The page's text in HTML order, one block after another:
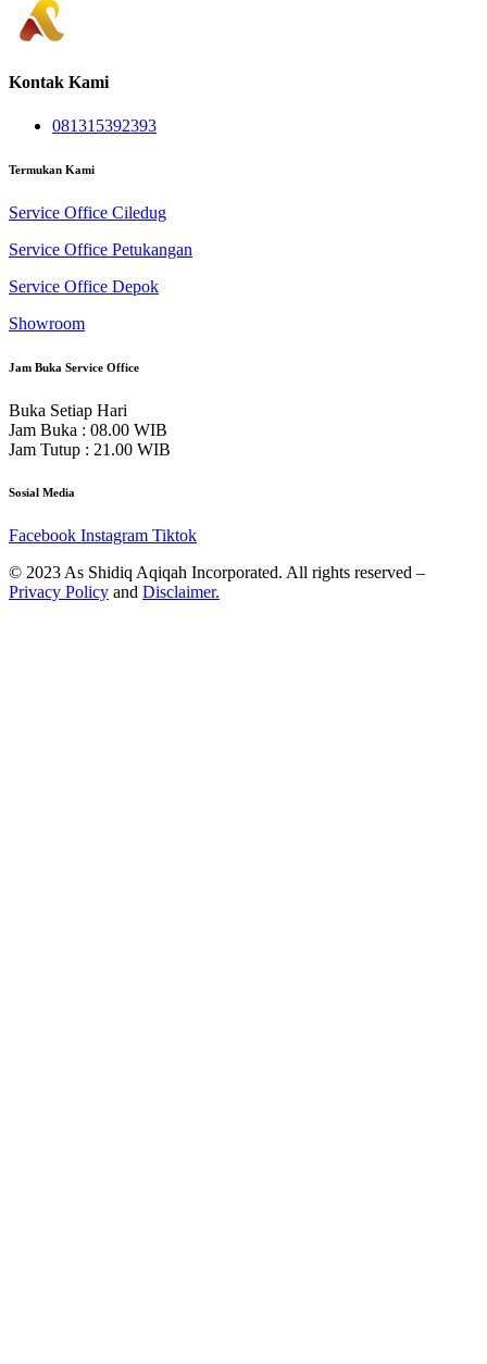
Kontak Kami
081315392393
Termukan Kami
Service Office Ciledug
Service Office Petukangan
Service Office Depok
Showroom
Jam Buka Service Office
Buka Setiap Hari
Jam Buka : 08.00 WIB
Jam Tutup : 21.00 WIB
Sosial Media
Facebook Instagram Tiktok
© 2023 As Shidiq Aqiqah Incorporated. All rights reserved –
Privacy Policy and Disclaimer.